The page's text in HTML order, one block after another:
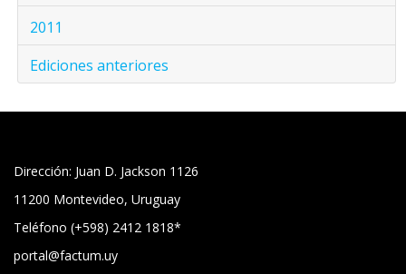
2011
Ediciones anteriores
Dirección: Juan D. Jackson 1126
11200 Montevideo, Uruguay
Teléfono (+598) 2412 1818*
portal@factum.uy